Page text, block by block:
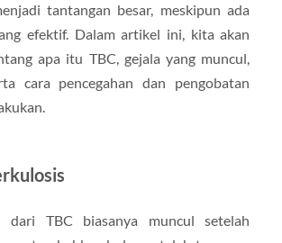
tantangan besar, meskipun ada
efektif. Dalam artikel ini, kita akan
apa itu TBC, gejala yang muncul,
cara pencegahan dan pengobatan
dari TBC biasanya muncul setelah